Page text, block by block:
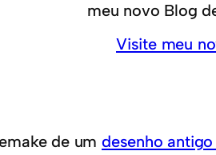
meu novo Blog
Visite meu
de umdesenho